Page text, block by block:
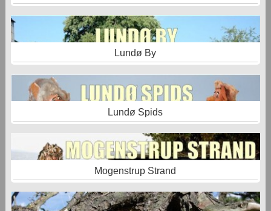
Lundø By
Lundø Spids
Mogenstrup Strand